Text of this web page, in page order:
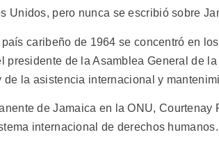
Unidos, pero nunca se escribió sobre
caribeño de 1964 se concentró en
presidente de la Asamblea General de
de la asistencia internacional y
de Jamaica en la ONU, Courtenay
internacional de derechos humanos.